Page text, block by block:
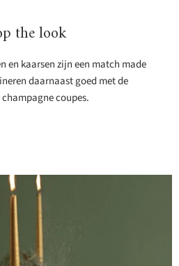
the look
en kaarsen zijn een match made
daarnaast goed met de
coupes.